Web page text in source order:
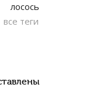
лосось
все теги